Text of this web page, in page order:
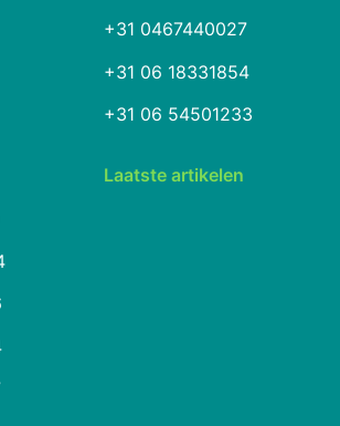
+31 0467440027
+31 06 18331854
+31 06 54501233
Laatste artikelen